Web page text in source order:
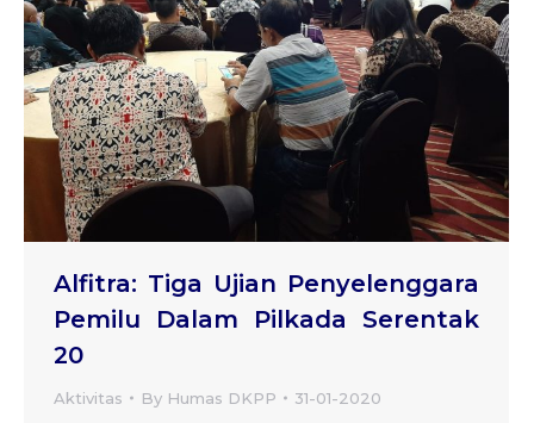
Alfitra: Tiga Ujian Penyelenggara
Pemilu Dalam Pilkada Serentak
20
Aktivitas By Humas DKPP 31-01-2020